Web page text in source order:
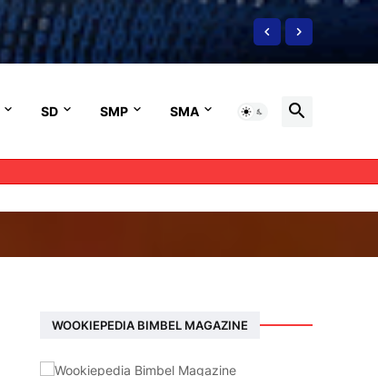
SD SMP SMA
WOOKIEPEDIA BIMBEL MAGAZINE